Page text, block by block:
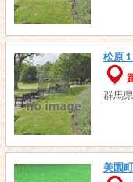
松原
群馬
美園